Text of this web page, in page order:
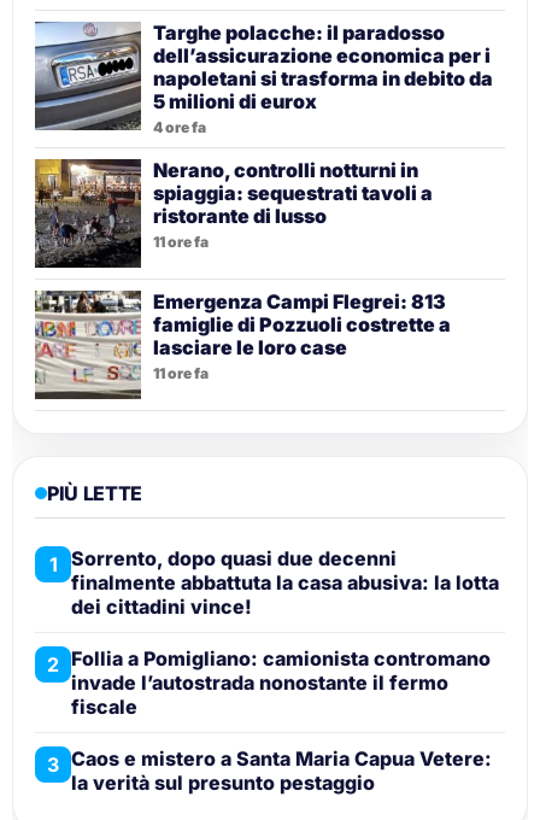
Targhe polacche: il paradosso
dell’assicurazione economica per i
napoletani si trasforma in debito da
5 milioni di eurox
4 ore fa
Nerano, controlli notturni in
spiaggia: sequestrati tavoli a
ristorante di lusso
11 ore fa
Emergenza Campi Flegrei: 813
famiglie di Pozzuoli costrette a
lasciare le loro case
11 ore fa
PIÙ LETTE
1 Sorrento, dopo quasi due decenni
finalmente abbattuta la casa abusiva: la lotta
dei cittadini vince!
2 Follia a Pomigliano: camionista contromano
invade l’autostrada nonostante il fermo
fiscale
3 Caos e mistero a Santa Maria Capua Vetere:
la verità sul presunto pestaggio